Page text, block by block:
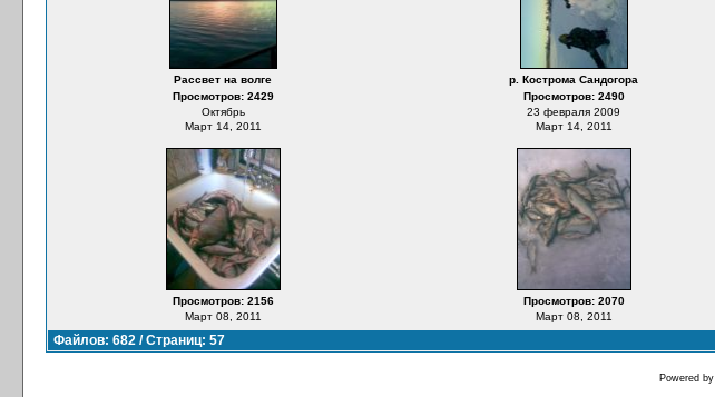
Рассвет на волге
Просмотров: 2429
Октябрь
Март 14, 2011
р. Кострома Сандогора
Просмотров: 2490
23 февраля 2009
Март 14, 2011
Просмотров: 2156
Март 08, 2011
Просмотров: 2070
Март 08, 2011
Файлов: 682 / Страниц: 57
Powered by